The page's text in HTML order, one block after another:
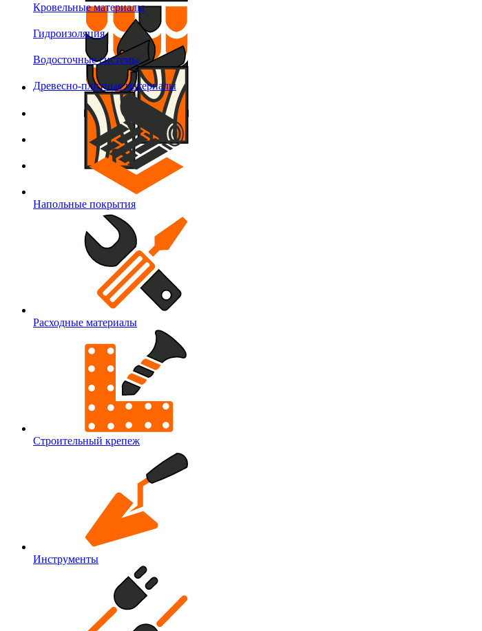
Кровельные материалы
Гидроизоляция
Водосточные системы
Древесно-плитные материалы
Напольные покрытия
Расходные материалы
Строительный крепеж
Инструменты